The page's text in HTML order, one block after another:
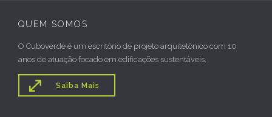
QUEM SOMOS
O Cuboverde é um escritório de projeto arquitetônico com 10
anos de atuação focado em edificações sustentáveis.
 Saiba Mais